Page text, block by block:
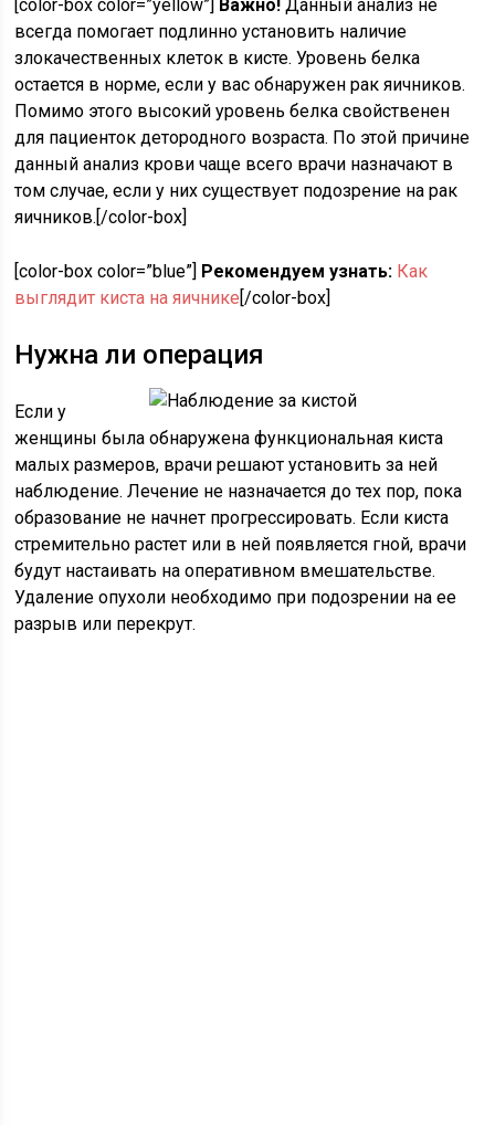
[color-box color=”yellow”] Важно! Данный анализ не
всегда помогает подлинно установить наличие
злокачественных клеток в кисте. Уровень белка
остается в норме, если у вас обнаружен рак яичников.
Помимо этого высокий уровень белка свойственен
для пациенток детородного возраста. По этой причине
данный анализ крови чаще всего врачи назначают в
том случае, если у них существует подозрение на рак
яичников.[/color-box]
[color-box color=”blue”] Рекомендуем узнать: Как
выглядит киста на яичнике [/color-box]
Нужна ли операция
Если у
женщины была обнаружена функциональная киста
малых размеров, врачи решают установить за ней
наблюдение. Лечение не назначается до тех пор, пока
образование не начнет прогрессировать. Если киста
стремительно растет или в ней появляется гной, врачи
будут настаивать на оперативном вмешательстве.
Удаление опухоли необходимо при подозрении на ее
разрыв или перекрут.